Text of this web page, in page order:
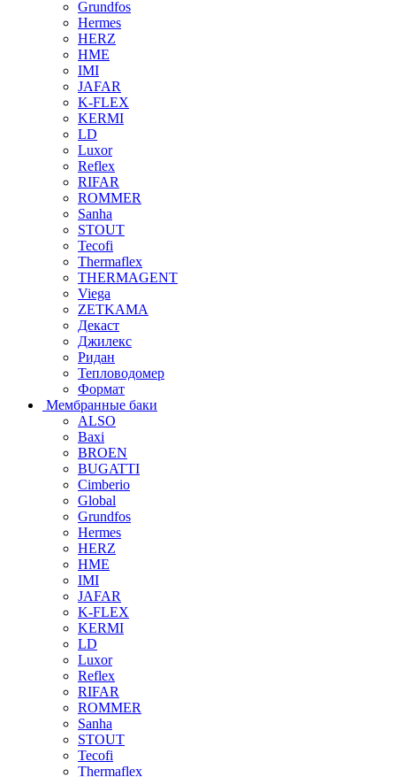
Grundfos
Hermes
HERZ
HME
IMI
JAFAR
K-FLEX
KERMI
LD
Luxor
Reflex
RIFAR
ROMMER
Sanha
STOUT
Tecofi
Thermaflex
THERMAGENT
Viega
ZETKAMA
Декаст
Джилекс
Ридан
Тепловодомер
Формат
Мембранные баки
ALSO
Baxi
BROEN
BUGATTI
Cimberio
Global
Grundfos
Hermes
HERZ
HME
IMI
JAFAR
K-FLEX
KERMI
LD
Luxor
Reflex
RIFAR
ROMMER
Sanha
STOUT
Tecofi
Thermaflex